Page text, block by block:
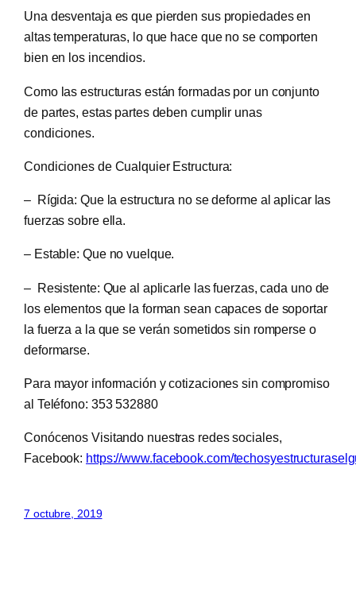
Una desventaja es que pierden sus propiedades en
altas temperaturas, lo que hace que no se comporten
bien en los incendios.
Como las estructuras están formadas por un conjunto
de partes, estas partes deben cumplir unas
condiciones.
Condiciones de Cualquier Estructura:
– Rígida: Que la estructura no se deforme al aplicar las
fuerzas sobre ella.
– Estable: Que no vuelque.
– Resistente: Que al aplicarle las fuerzas, cada uno de
los elementos que la forman sean capaces de soportar
la fuerza a la que se verán sometidos sin romperse o
deformarse.
Para mayor información y cotizaciones sin compromiso
al Teléfono: 353 532880
Conócenos Visitando nuestras redes sociales,
Facebook: https://www.facebook.com/
7 octubre, 2019